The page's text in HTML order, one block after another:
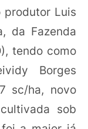
Luis
da Fazenda
tendo como
Borges
sc/ha, novo
sob